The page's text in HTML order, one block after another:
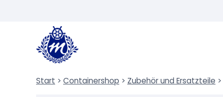
Start > Containershop > Zubehör und Ersatzteile >